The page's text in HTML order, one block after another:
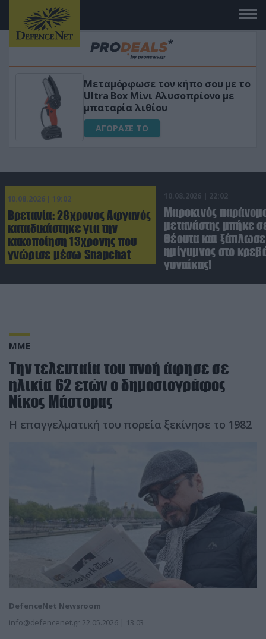
«Μαγική» φόρμουλα τριβόλι + VIP
για αύξηση της λίμπιντο
ΑΓΟΡΑΣΕ ΤΟ
10.08.2026 | 19:02
Βρετανία: 28χρονος Αφγανός
καταδικάστηκε για την
κακοποίηση 13χρονης που
γνώρισε μέσω Snapchat
10.08.2026 | 22:02
Μαροκινός
μετανάστης μπήκε
Θέουτα και ξάπλωσε
ημίγυμνος στο
γυναίκας!
ΜΜΕ
Την τελευταία του πνοή άφησε σε
ηλικία 62 ετών ο δημοσιογράφος
Νίκος Μάστορας
Η επαγγελματική του πορεία ξεκίνησε το 1982
DefenceNet Newsroom
info@defencenet.gr 22.05.2026 | 13:03